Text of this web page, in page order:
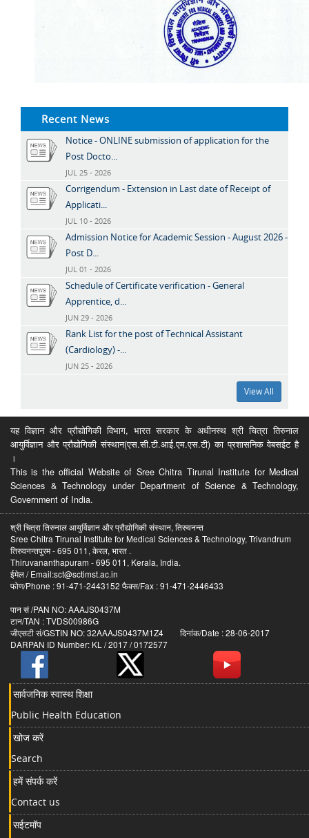
Recent News
Notice - ONLINE submission of application for the
Post Docto...
JUL 25 - 2026
Corrigendum - Extension in Last date of Receipt of
Applicati...
JUL 10 - 2026
Admission Notice for Academic Session - August 2026 -
Post D...
JUL 01 - 2026
Schedule of Certificate verification - General
Apprentice, d...
JUN 29 - 2026
Rank List for the post of Technical Assistant
(Cardiology) -...
JUN 25 - 2026
View All
यह विज्ञान और प्रौद्योगिकी विभाग, भारत सरकार के अधीनस्थ श्री चित्रा तिरुनाल
आयुर्विज्ञान और प्रौद्योगिकी संस्थान(एस.सी.टी.आई.एम.एस.टी) का प्रशासनिक वेबसईट है
।
This is the official Website of Sree Chitra Tirunal Institute for Medical
Sciences & Technology under Department of Science & Technology,
Government of India.
श्री चित्रा तिरुनाल आयुर्विज्ञान और प्रौद्योगिकी संस्थान, तिरुवनन्त
Sree Chitra Tirunal Institute for Medical Sciences & Technology, Trivandrum
तिरुवनन्तपुरम - 695 011, केरल, भारत .
Thiruvananthapuram - 695 011, Kerala, India.
ईमेल / Email:sct@sctimst.ac.in
फोण/Phone : 91-471-2443152 फैक्स/Fax : 91-471-2446433
पान सं /PAN NO: AAAJS0437M
टान/TAN : TVDS00986G
जीएसटी सं/GSTIN NO: 32AAAJS0437M1Z4 दिनांक/Date : 28-06-2017
DARPAN ID Number: KL / 2017 / 0172577
सार्वजनिक स्वास्थ शिक्षा
Public Health Education
खोज करें
Search
हमें संपर्क करें
Contact us
सईटमॉप